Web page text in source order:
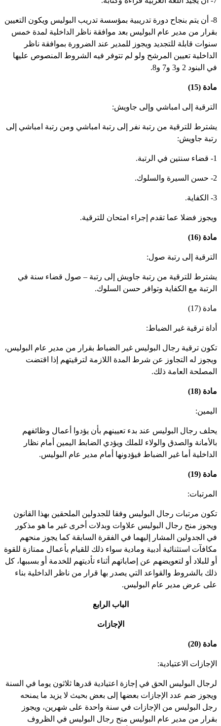
8- أن يتم بنجاح دورة تدريبية بمؤسسة تدريب البوليس ويكون التعيين
من مدير عام البوليس بعد موافقة ناظر الداخلية لمدة خمس
قابلة للتجديد ويجوز للمدير عند الضرورة بموافقة ناظر
تعيين المرشح ولو لم تتوفر فيه الشروط المنصوص عليها
البنود 2 و3 و7 و8.
(15)
إلى امباشي وإلى جاويش:
للترقية من رتبة نفر إلى رتبة امباشي ومن رتبة امباشي إلى
جاويش:
فضلا عما تقدم إجراء امتحان للترقية.
(16)
إلى رتبة صول:
للترقية من رتبة جاويش إلى رتبة – صول قضاء سنة في
مع الكفاية وتوافر حسن السلوك.
(17)
ترقية غير الضباط:
ترقية رجال البوليس غير الضباط بقرار من مدير عام البوليس،
له التجاوز عن شرط المدة اللازمة لترقيتهم إذا اقتضت
العامة ذلك.
(18)
رجال البوليس عند بدء تعيينهم بأن يؤدوا أعمال وظائفهم
والصدق والولاء للملك ويؤدي الضابط اليمين أمام نظار
أما غير الضباط فيؤدونها أمام مدير عام البوليس.
(19)
مرتبات رجال البوليس وفقا للجدولين الملحقين بهذا القانون
منح رجال البوليس علاوات وبدلات أخرى غير ما هو مذكور
الجدولين المشار إليهما في الفقرة السابقة كما يجوز منحهم
استثنائية أدبية ومادية سواء ذلك للقيام بأعمال ممتازة للقوة
للبلاد أو لتعويضهم عن إصاباتهم أثناء تأديتهم للخدمة أو بسببها، كل
بالشروط والقواعد التي يصدر بها قرار من ناظر الداخلية بناء
عرض مدير عام البوليس.
الباب الرابع
الإجازات
(20)
الاعتيادية:
البوليس الحق في إجازة اعتيادية قدرها ثلاثون يوما في السنة
ضم عدد الإجازات بعضها إلى بعض بحيث لا يزيد ما يمنحه
البوليس من الإجازات في سنة واحدة على شهرين، ويجوز
من مدير عام البوليس منح رجال البوليس في الظروف